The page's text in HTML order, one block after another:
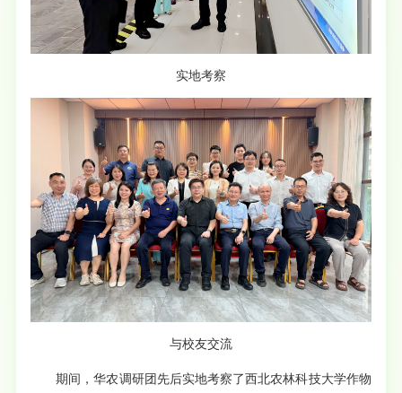
实地考察
与校友交流
期间，华农调研团先后实地考察了西北农林科技大学作物